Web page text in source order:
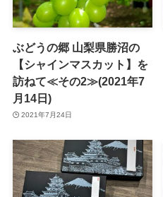
ぶどうの郷 山梨県勝沼の
【シャインマスカット】を
訪ねて≪その2≫(2021年7
月14日)
2021年7月24日